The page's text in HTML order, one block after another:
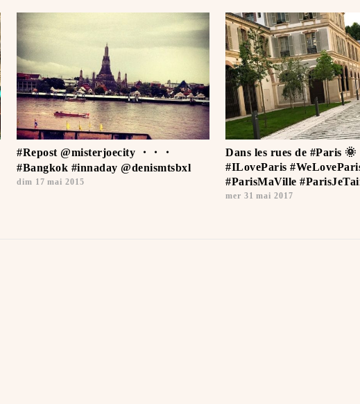
#Repost @misterjoecity ・・・
#Bangkok #innaday @denismtsbxl
dim 17 mai 2015
Dans les rues de #Paris 🌞
#ILoveParis
#ParisMaVille
mer 31 mai 2017